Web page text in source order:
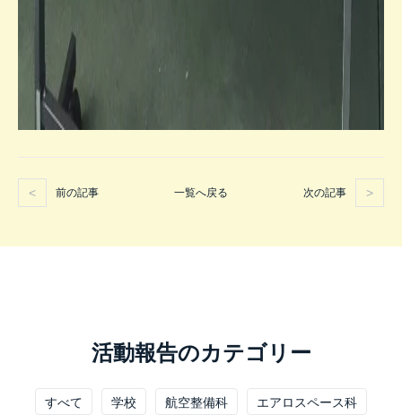
前の記事 一覧へ戻る 次の記事
活動報告のカテゴリー
すべて 学校 航空整備科 エアロスペース科